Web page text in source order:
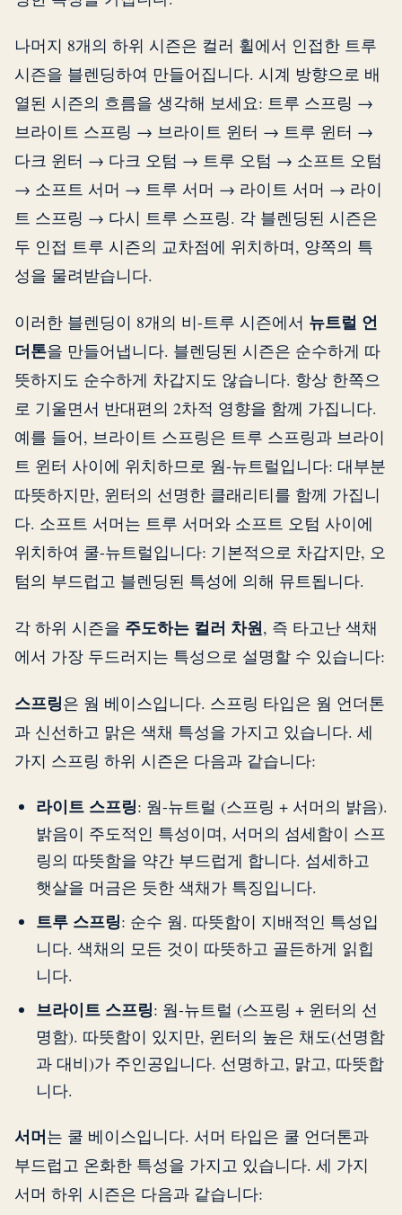
나머지 8개의 하위 시즌은 컬러 휠에서 인접한 트루
시즌을 블렌딩하여 만들어집니다. 시계 방향으로 배
열된 시즌의 흐름을 생각해 보세요: 트루 스프링 →
브라이트 스프링 → 브라이트 윈터 → 트루 윈터 →
다크 윈터 → 다크 오텀 → 트루 오텀 → 소프트 오텀
→ 소프트 서머 → 트루 서머 → 라이트 서머 → 라이
트 스프링 → 다시 트루 스프링. 각 블렌딩된 시즌은
두 인접 트루 시즌의 교차점에 위치하며, 양쪽의 특
성을 물려받습니다.
이러한 블렌딩이 8개의 비-트루 시즌에서 뉴트럴 언
더톤을 만들어냅니다. 블렌딩된 시즌은 순수하게 따
뜻하지도 순수하게 차갑지도 않습니다. 항상 한쪽으
로 기울면서 반대편의 2차적 영향을 함께 가집니다.
예를 들어, 브라이트 스프링은 트루 스프링과 브라이
트 윈터 사이에 위치하므로 웜-뉴트럴입니다: 대부분
따뜻하지만, 윈터의 선명한 클래리티를 함께 가집니
다. 소프트 서머는 트루 서머와 소프트 오텀 사이에
위치하여 쿨-뉴트럴입니다: 기본적으로 차갑지만, 오
텀의 부드럽고 블렌딩된 특성에 의해 뮤트됩니다.
각 하위 시즌을 주도하는 컬러 차원, 즉 타고난 색채
에서 가장 두드러지는 특성으로 설명할 수 있습니다:
스프링은 웜 베이스입니다. 스프링 타입은 웜 언더톤
과 신선하고 맑은 색채 특성을 가지고 있습니다. 세
가지 스프링 하위 시즌은 다음과 같습니다:
라이트 스프링: 웜-뉴트럴 (스프링 + 서머의 밝음).
밝음이 주도적인 특성이며, 서머의 섬세함이 스프
링의 따뜻함을 약간 부드럽게 합니다. 섬세하고
햇살을 머금은 듯한 색채가 특징입니다.
트루 스프링: 순수 웜. 따뜻함이 지배적인 특성입
니다. 색채의 모든 것이 따뜻하고 골든하게 읽힙
니다.
브라이트 스프링: 웜-뉴트럴 (스프링 + 윈터의 선
명함). 따뜻함이 있지만, 윈터의 높은 채도(선명함
과 대비)가 주인공입니다. 선명하고, 맑고, 따뜻합
니다.
서머는 쿨 베이스입니다. 서머 타입은 쿨 언더톤과
부드럽고 온화한 특성을 가지고 있습니다. 세 가지
서머 하위 시즌은 다음과 같습니다: